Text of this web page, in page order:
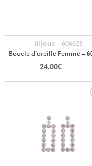
Bijoux - 606623
Boucle d’oreille Femme –
24.00€